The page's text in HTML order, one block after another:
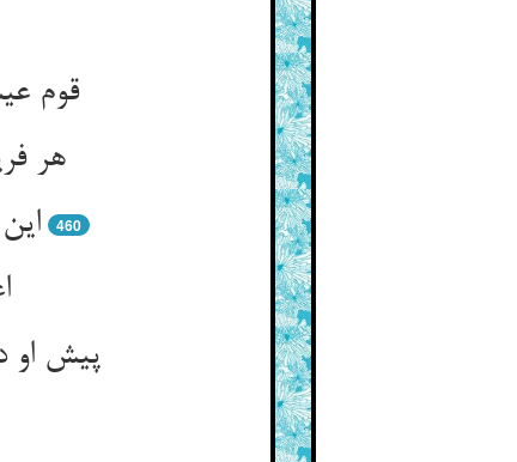
قوم
460
پیش او